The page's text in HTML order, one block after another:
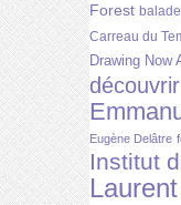
Forest
Carreau du
Drawing Now
Eugène Delâtre
Institut